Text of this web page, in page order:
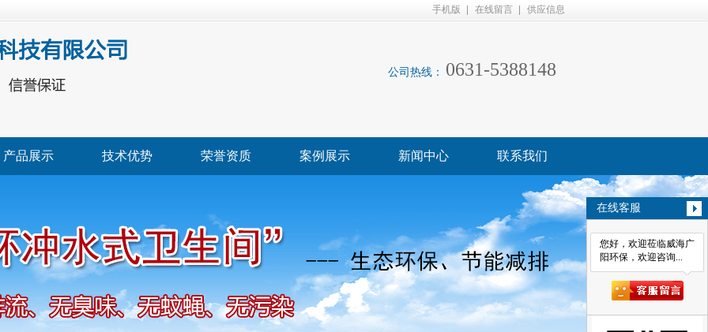
在线客服
您好，欢迎莅临威海广
阳环保，欢迎咨询...
手机版 在线留言 供应信息
公司热线： 0631-5388148
产品展示 技术优势 荣誉资质 案例展示 新闻中心 联系我们